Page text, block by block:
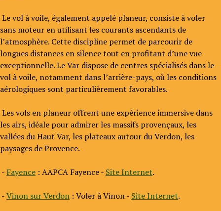
Le vol à voile, également appelé planeur, consiste à voler
sans moteur en utilisant les courants ascendants de
l’atmosphère. Cette discipline permet de parcourir de
longues distances en silence tout en profitant d’une vue
exceptionnelle. Le Var dispose de centres spécialisés dans le
vol à voile, notamment dans l’arrière-pays, où les conditions
aérologiques sont particulièrement favorables.
Les vols en planeur offrent une expérience immersive dans
les airs, idéale pour admirer les massifs provençaux, les
vallées du Haut Var, les plateaux autour du Verdon, les
paysages de Provence.
- Fayence : AAPCA Fayence - Site Internet.
-Vinon sur Verdon : Voler à Vinon - Site Internet.